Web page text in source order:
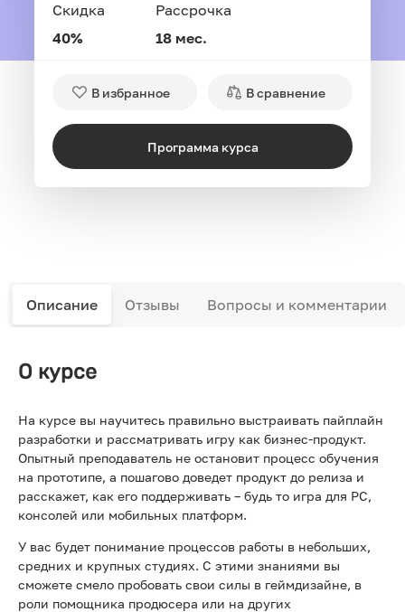
Скидка
40%
Рассрочка
18 мес.
В избранное В сравнение
Программа курса
Описание Отзывы Вопросы и комментарии
О курсе
На курсе вы научитесь правильно выстраивать пайплайн
разработки и рассматривать игру как бизнес-продукт.
Опытный преподаватель не остановит процесс обучения
на прототипе, а пошагово доведет продукт до релиза и
расскажет, как его поддерживать – будь то игра для PC,
консолей или мобильных платформ.
У вас будет понимание процессов работы в небольших,
средних и крупных студиях. С этими знаниями вы
сможете смело пробовать свои силы в геймдизайне, в
роли помощника продюсера или на других